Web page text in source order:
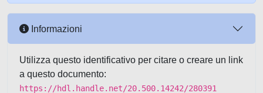
Informazioni
Utilizza questo identificativo per citare o creare un link
a questo documento:
https://hdl.handle.net/20.500.14242/280391